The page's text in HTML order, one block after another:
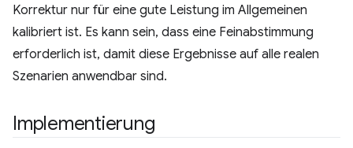
Korrektur nur für eine gute Leistung im Allgemeinen
kalibriert ist. Es kann sein, dass eine Feinabstimmung
erforderlich ist, damit diese Ergebnisse auf alle realen
Szenarien anwendbar sind.
Implementierung